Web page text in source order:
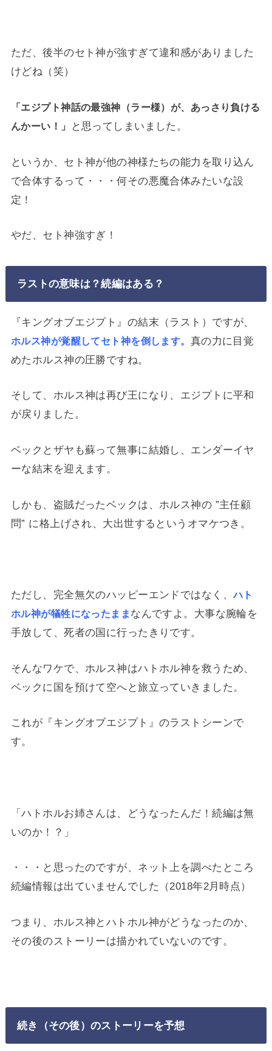
ただ、後半のセト神が強すぎて違和感がありました
けどね（笑）
「エジプト神話の最強神（ラー様）が、あっさり負ける
んかーい！」
と思ってしまいました。
というか、セト神が他の神様たちの能力を取り込ん
で合体するって・・・何その悪魔合体みたいな設
定！
やだ、セト神強すぎ！
ラストの意味は？続編はある？
『キングオブエジプト』の結末（ラスト）ですが、
ホルス神が覚醒してセト神を倒します。 真の力に目覚
めたホルス神の圧勝ですね。
そして、ホルス神は再び王になり、エジプトに平和
が戻りました。
ベックとザヤも蘇って無事に結婚し、エンダーイヤ
ーな結末を迎えます。
しかも、盗賊だったベックは、ホルス神の ”主任顧
問” に格上げされ、大出世するというオマケつき。
ただし、完全無欠のハッピーエンドではなく、ハト
ホル神が犠牲になったまま なんですよ。大事な腕輪を
手放して、死者の国に行ったきりです。
そんなワケで、ホルス神はハトホル神を救うため、
ベックに国を預けて空へと旅立っていきました。
これが『キングオブエジプト』のラストシーンで
す。
「ハトホルお姉さんは、どうなったんだ！続編は無
いのか！？」
・・・と思ったのですが、ネット上を調べたところ
続編情報は出ていませんでした（2018年2月時点）
つまり、ホルス神とハトホル神がどうなったのか、
その後のストーリーは描かれていないのです。
続き（その後）のストーリーを予想